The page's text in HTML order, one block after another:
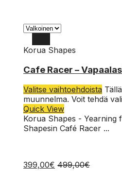
144
156
159
Korua Shapes
Cafe Racer –
Valitse vaihtoehdoista
muunnelma. Voit tehdä
Quick View
Korua Shapes - Yearning
Shapesin Café Racer ...
399,00€ 499,00€